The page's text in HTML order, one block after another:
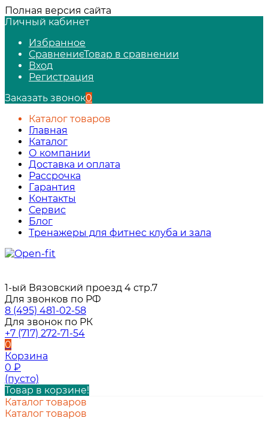
Полная версия сайта
Личный кабинет
Избранное
СравнениеТовар в сравнении
Вход
Регистрация
Заказать звонок0
Каталог товаров
Главная
Каталог
О компании
Доставка и оплата
Рассрочка
Гарантия
Контакты
Сервис
Блог
Тренажеры для фитнес клуба и зала
1-ый Вязовский проезд 4 стр.7
Для звонков по РФ
8 (495) 481-02-58
Для звонок по РК
+7 (717) 272-71-54
0
Корзина
0 ₽
(пусто)
Товар в корзине!
Каталог товаров
Каталог товаров